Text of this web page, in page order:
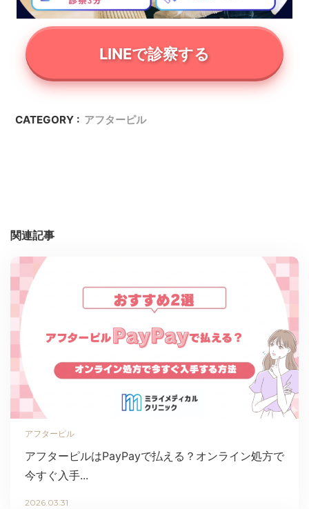
LINEで診察する
CATEGORY : アフターピル
関連記事
アフターピル
アフターピルはPayPayで払える？オンライン処方で
今すぐ入手...
2026.03.31